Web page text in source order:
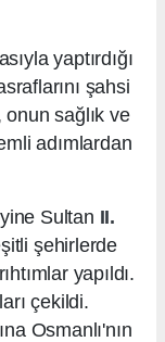
yaptırdığı
şahsi
onun sağlık ve
adımlardan
Sultan II.
şehirlerde
yapıldı.
çekildi.
Osmanlı'nın